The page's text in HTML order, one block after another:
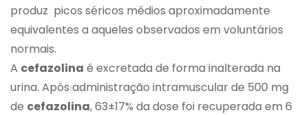
produz picos séricos médios aproximadamente
equivalentes a aqueles observados em voluntários
normais.
A cefazolina é excretada de forma inalterada na
urina. Após administração intramuscular de 500 mg
de cefazolina, 63±17% da dose foi recuperada em 6